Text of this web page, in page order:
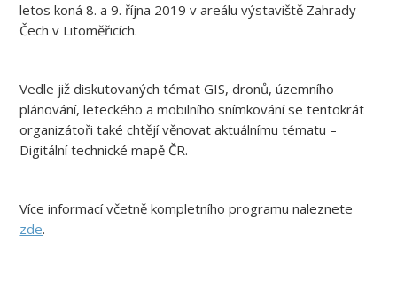
letos koná 8. a 9. října 2019 v areálu výstaviště Zahrady
Čech v Litoměřicích.
Vedle již diskutovaných témat GIS, dronů, územního
plánování, leteckého a mobilního snímkování se tentokrát
organizátoři také chtějí věnovat aktuálnímu tématu –
Digitální technické mapě ČR.
Více informací včetně kompletního programu naleznete
zde.